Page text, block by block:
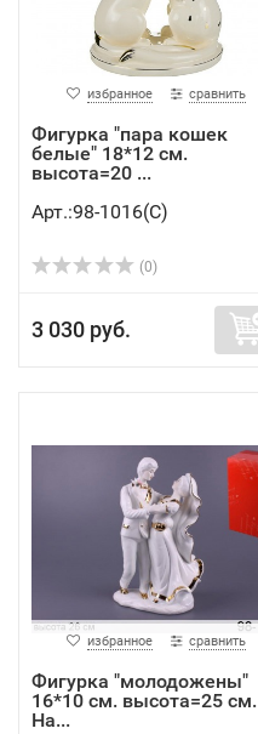
избранное сравнить
Фигурка "пара кошек
белые" 18*12 см.
высота=20 ...
Арт.:98-1016(C)
(0)
3 030 руб.
избранное сравнить
Фигурка "молодожены"
16*10 см. высота=25 см.
Ha...